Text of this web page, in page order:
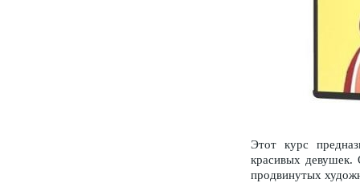
Этот курс
красивых девушек.
продвинутых